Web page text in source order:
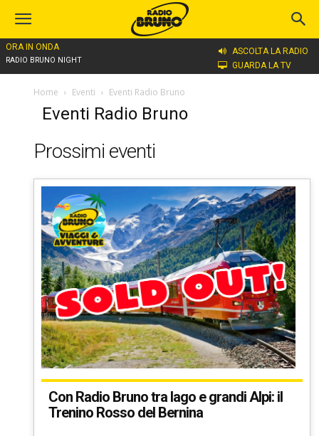
ORA IN ONDA
RADIO BRUNO NIGHT
ASCOLTA LA RADIO
GUARDA LA TV
Home Eventi Eventi Radio Bruno
Eventi Radio Bruno
Prossimi eventi
Con Radio Bruno tra lago e grandi Alpi: il
Trenino Rosso del Bernina